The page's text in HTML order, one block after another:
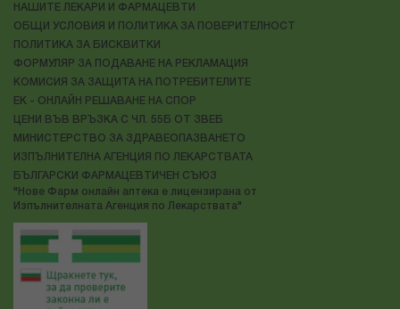
НАШИТЕ ЛЕКАРИ И ФАРМАЦЕВТИ
ОБЩИ УСЛОВИЯ И ПОЛИТИКА ЗА ПОВЕРИТЕЛНОСТ
ПОЛИТИКА ЗА БИСКВИТКИ
ФОРМУЛЯР ЗА ПОДАВАНЕ НА РЕКЛАМАЦИЯ
КОМИСИЯ ЗА ЗАЩИТА НА ПОТРЕБИТЕЛИТЕ
ЕК - ОНЛАЙН РЕШАВАНЕ НА СПОР
ЦЕНИ ВЪВ ВРЪЗКА С ЧЛ. 55Б ОТ ЗВЕБ
МИНИСТЕРСТВО ЗА ЗДРАВЕОПАЗВАНЕТО
ИЗПЪЛНИТЕЛНА АГЕНЦИЯ ПО ЛЕКАРСТВАТА
БЪЛГАРСКИ ФАРМАЦЕВТИЧЕН СЪЮЗ
"Нове Фарм онлайн аптека е лицензирана от
Изпълнителната Агенция по Лекарствата"